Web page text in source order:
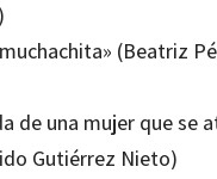
(Beatriz
de una mujer que se
Gutiérrez Nieto)